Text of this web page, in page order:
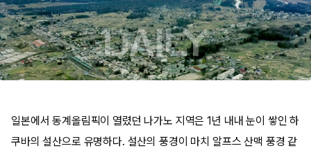
일본에서 동계올림픽이 열렸던 나가노 지역은 1년 내내 눈이 쌓인 하
쿠바의 설산으로 유명하다. 설산의 풍경이 마치 알프스 산맥 풍경 같